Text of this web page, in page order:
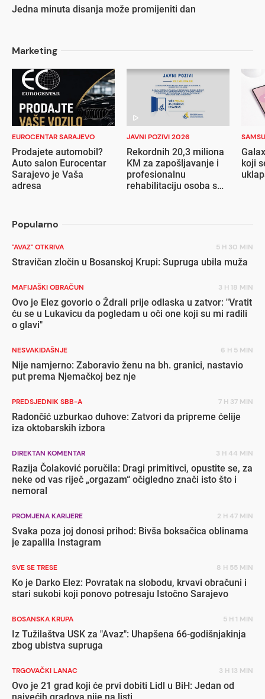
Jedna minuta disanja može promijeniti dan
Marketing
EUROCENTAR SARAJEVO
Prodajete automobil?
Auto salon Eurocentar
Sarajevo je Vaša
adresa
JAVNI POZIVI 2026
Rekordnih 20,3 miliona
KM za zapošljavanje i
profesionalnu
rehabilitaciju osoba s
koji
Popularno
"AVAZ" OTKRIVA 5 H 30 MIN
Stravičan zločin u Bosanskoj Krupi: Supruga ubila muža
MAFIJAŠKI OBRAČUN 3 H 18 MIN
Ovo je Elez govorio o Ždrali prije odlaska u zatvor: "Vratit
ću se u Lukavicu da pogledam u oči one koji su mi radili
o glavi"
NESVAKIDAŠNJE 6 H 5 MIN
Nije namjerno: Zaboravio ženu na bh. granici, nastavio
put prema Njemačkoj bez nje
PREDSJEDNIK SBB-A 7 H 37 MIN
Radončić uzburkao duhove: Zatvori da pripreme ćelije
iza oktobarskih izbora
DIREKTAN KOMENTAR 3 H 44 MIN
Razija Čolaković poručila: Dragi primitivci, opustite se, za
neke od vas riječ „orgazam“ očigledno znači isto što i
nemoral
PROMJENA KARIJERE 2 H 47 MIN
Svaka poza joj donosi prihod: Bivša boksačica oblinama
je zapalila Instagram
SVE SE TRESE 8 H 55 MIN
Ko je Darko Elez: Povratak na slobodu, krvavi obračuni i
stari sukobi koji ponovo potresaju Istočno Sarajevo
BOSANSKA KRUPA 5 H 1 MIN
Iz Tužilaštva USK za "Avaz": Uhapšena 66-godišnjakinja
zbog ubistva supruga
TRGOVAČKI LANAC 3 H 13 MIN
Ovo je 21 grad koji će prvi dobiti Lidl u BiH: Jedan od